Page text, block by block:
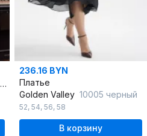
Платье из текстиля с разрезом и глубоким вырезом
236.16 BYN
Платье
Golden Valley 10005 черный
52, 54, 56, 58
В корзину